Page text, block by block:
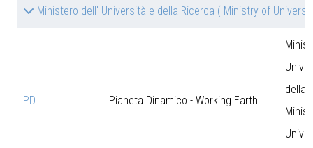
Ministero dell' Università e della Ricerca ( Ministry of
PD Pianeta Dinamico - Working Earth
della